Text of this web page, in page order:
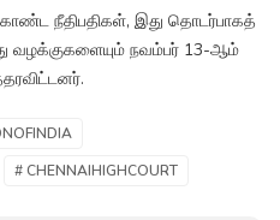
நீதிபதிகள், இது தொடர்பாகத்
வழக்குகளையும் நவம்பர் 13-ஆம்
# CHENNAIHIGHCOURT